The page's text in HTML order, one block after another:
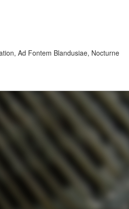
Ad Fontem Blandusiae, Nocturne